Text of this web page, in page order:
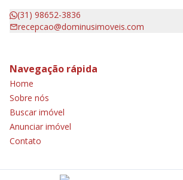
(31) 98652-3836
recepcao@dominusimoveis.com
Navegação rápida
Home
Sobre nós
Buscar imóvel
Anunciar imóvel
Contato